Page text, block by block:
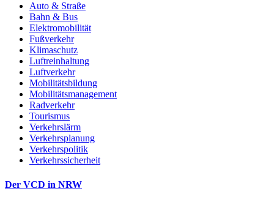
Auto & Straße
Bahn & Bus
Elektromobilität
Fußverkehr
Klimaschutz
Luftreinhaltung
Luftverkehr
Mobilitätsbildung
Mobilitätsmanagement
Radverkehr
Tourismus
Verkehrslärm
Verkehrsplanung
Verkehrspolitik
Verkehrssicherheit
Der VCD in NRW